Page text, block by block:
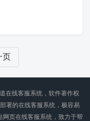
页
在线客服系统，软件著作权
署的在线客服系统，极容易
网页在线客服系统，致力于帮